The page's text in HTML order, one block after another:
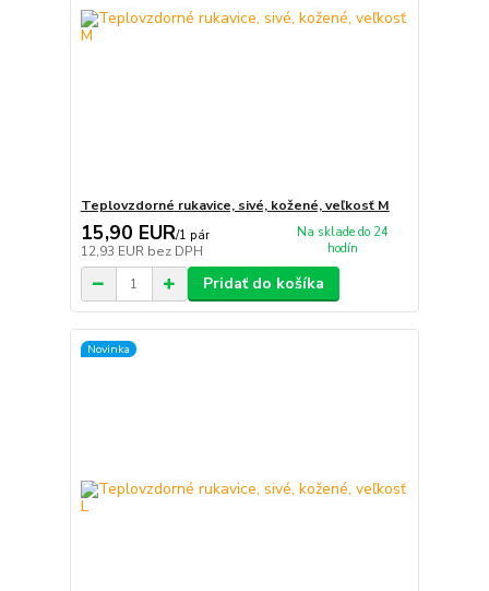
Teplovzdorné rukavice, sivé, kožené, veľkosť M
15,90 EUR/1 pár
12,93 EUR bez DPH
Na sklade do 24
hodín
Pridať do košíka
Novinka